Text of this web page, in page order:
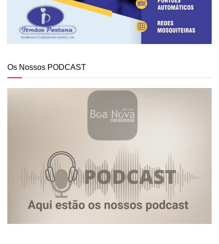
Os Nossos PODCAST